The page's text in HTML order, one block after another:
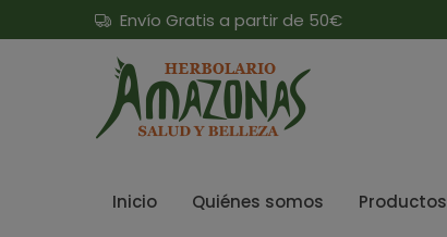
Envío Gratis a partir de 50€
Inicio Quiénes somos Productos